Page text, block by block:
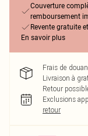
Couverture
remboursement
Revente gratuite
En savoir plus
Frais de
Livraison à
Retour
Exclusions
retour